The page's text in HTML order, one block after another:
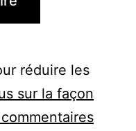
réduire les
sur la façon